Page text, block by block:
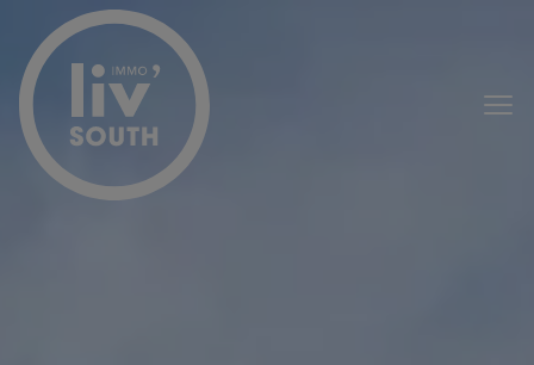
Passer le menu et aller au contenu